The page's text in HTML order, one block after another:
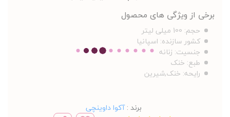
برخی از ویژگی های محصول
حجم: 100 میلی لیتر
کشور سازنده: اسپانیا
جنسیت: زنانه
طبع: خنک
رایحه: خنک,شیرین
برند :آکوا داوینچی